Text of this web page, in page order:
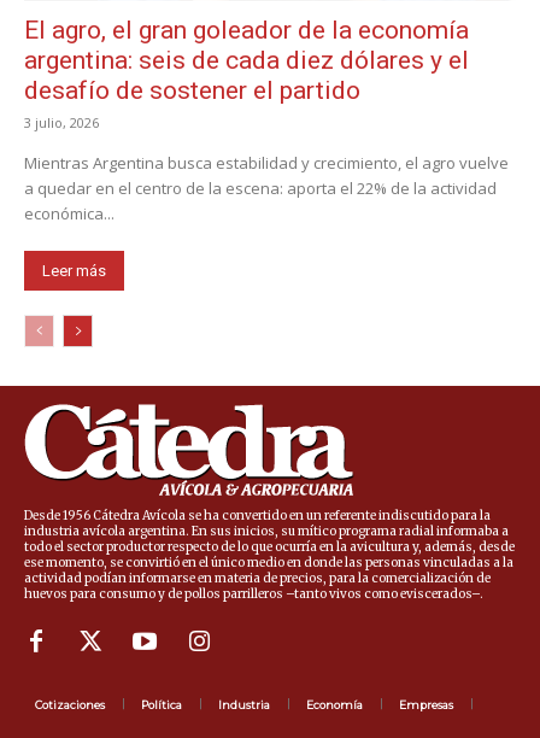
El agro, el gran goleador de la economía
argentina: seis de cada diez dólares y el
desafío de sostener el partido
3 julio, 2026
Mientras Argentina busca estabilidad y crecimiento, el agro vuelve
a quedar en el centro de la escena: aporta el 22% de la actividad
económica...
Leer más
Desde 1956 Cátedra Avícola se ha convertido en un referente indiscutido para la
industria avícola argentina. En sus inicios, su mítico programa radial informaba a
todo el sector productor respecto de lo que ocurría en la avicultura y, además, desde
ese momento, se convirtió en el único medio en donde las personas vinculadas a la
actividad podían informarse en materia de precios, para la comercialización de
huevos para consumo y de pollos parrilleros –tanto vivos como eviscerados–.
Cotizaciones Política Industria Economía Empresas